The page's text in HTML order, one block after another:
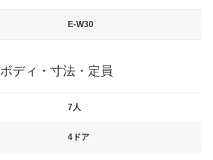
E-W30
ボディ・寸法・定員
7人
4ドア